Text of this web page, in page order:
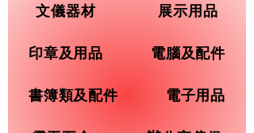
文儀器材 展示用品
印章及用品 電腦及配件
書簿類及配件 電子用品